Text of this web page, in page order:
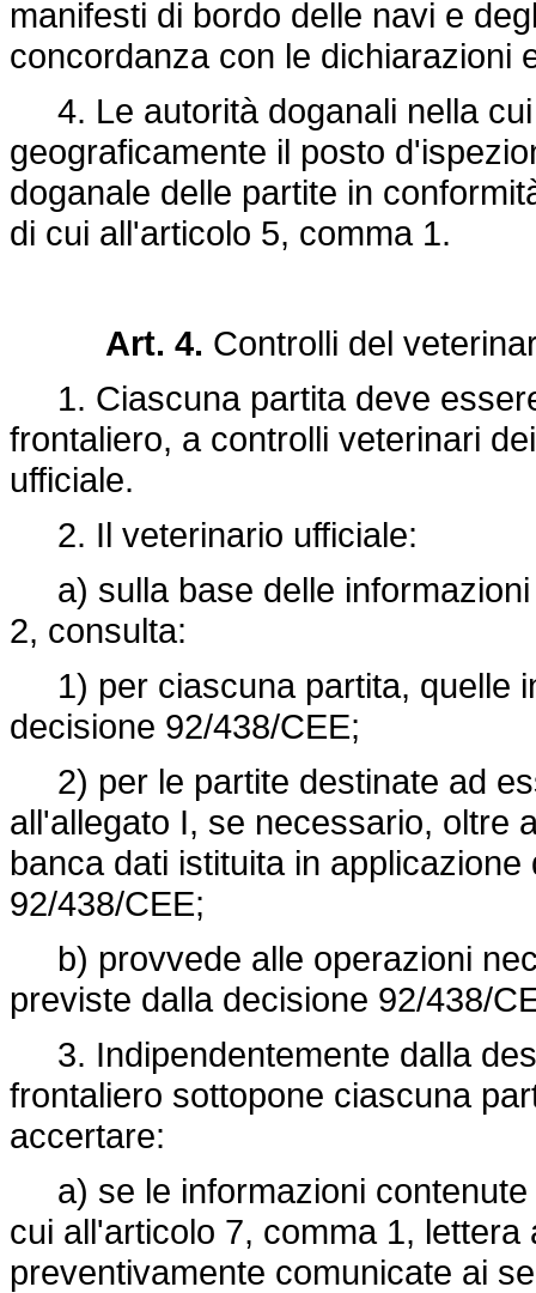
manifesti di bordo delle navi e
concordanza con le dichiarazioni
4. Le autorità doganali nella
geograficamente il posto
doganale delle partite in
di cui all'articolo 5, comma 1.
Art. 4. Controlli del
1. Ciascuna partita deve
frontaliero, a controlli veterinari
ufficiale.
2. Il veterinario ufficiale:
a) sulla base delle informazioni
2, consulta:
1) per ciascuna partita, quelle
decisione 92/438/CEE;
2) per le partite destinate ad
all'allegato I, se necessario, oltre
banca dati istituita in
92/438/CEE;
b) provvede alle operazioni
previste dalla decisione 92/438/
3. Indipendentemente dalla
frontaliero sottopone ciascuna
accertare:
a) se le informazioni contenute
cui all'articolo 7, comma 1,
preventivamente comunicate ai